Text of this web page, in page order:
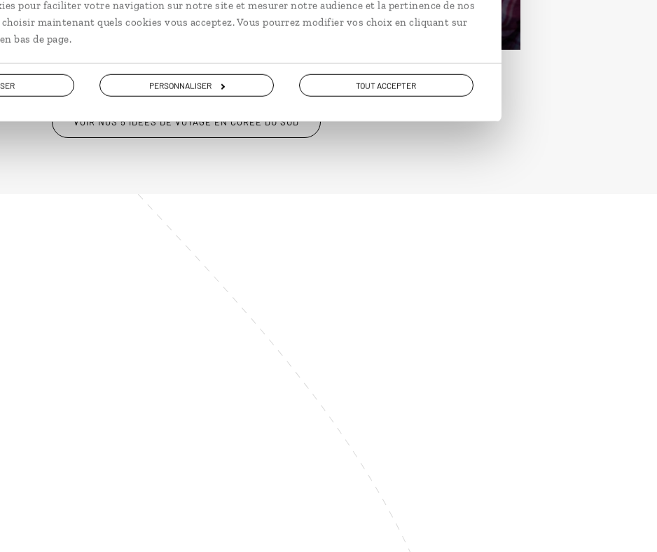
pour faciliter votre navigation sur notre site et mesurer notre audience et la pertinence de nos
maintenant quels cookies vous acceptez. Vous pourrez modifier vos choix en cliquant sur
bas de page.
PERSONNALISER TOUT ACCEPTER
à partir de 2250€ à partir de 2750€
VOIR NOS 5 IDÉES DE VOYAGE EN CORÉE DU SUD